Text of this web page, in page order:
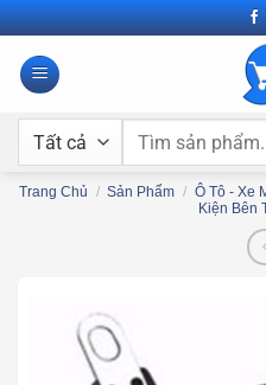
Bỏ
qua
nội
Tìm
Trang Chủ / Sản Phẩm / Ô Tô - Xe
Kiện Bên